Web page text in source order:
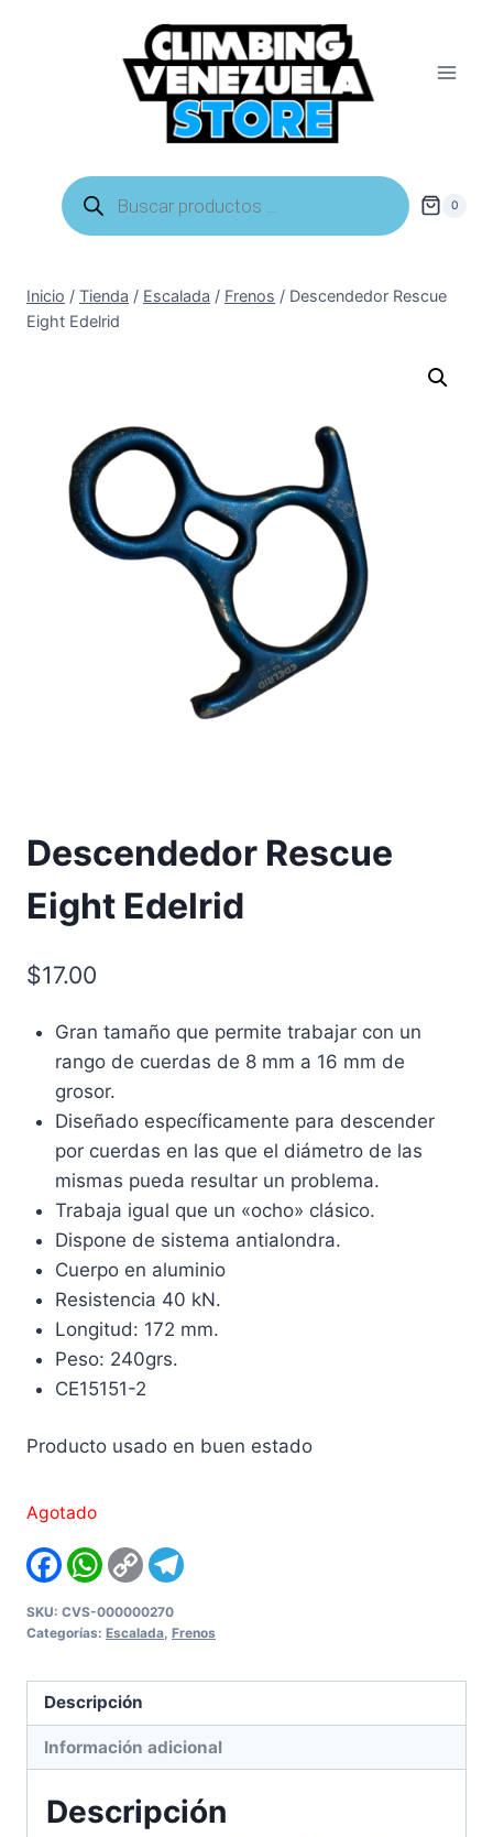
Búsqueda
de
productos
0
Inicio / Tienda / Escalada / Frenos / Descendedor Rescue
Eight Edelrid
Descendedor Rescue
Eight Edelrid
$17.00
Gran tamaño que permite trabajar con un
rango de cuerdas de 8 mm a 16 mm de
grosor.
Diseñado específicamente para descender
por cuerdas en las que el diámetro de las
mismas pueda resultar un problema.
Trabaja igual que un «ocho» clásico.
Dispone de sistema antialondra.
Cuerpo en aluminio
Resistencia 40 kN.
Longitud: 172 mm.
Peso: 240grs.
CE15151-2
Producto usado en buen estado
Agotado
FacebookWhatsApp
Copy
Link
SKU: CVS-000000270
Categorías: Escalada Frenos
Descripción
Información adicional
Descripción